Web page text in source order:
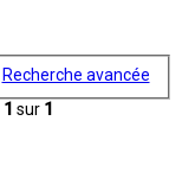
Recherche avancée
1 sur 1